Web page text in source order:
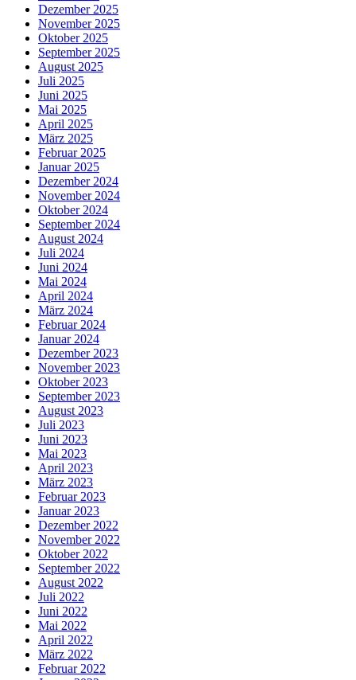
Dezember 2025
November 2025
Oktober 2025
September 2025
August 2025
Juli 2025
Juni 2025
Mai 2025
April 2025
März 2025
Februar 2025
Januar 2025
Dezember 2024
November 2024
Oktober 2024
September 2024
August 2024
Juli 2024
Juni 2024
Mai 2024
April 2024
März 2024
Februar 2024
Januar 2024
Dezember 2023
November 2023
Oktober 2023
September 2023
August 2023
Juli 2023
Juni 2023
Mai 2023
April 2023
März 2023
Februar 2023
Januar 2023
Dezember 2022
November 2022
Oktober 2022
September 2022
August 2022
Juli 2022
Juni 2022
Mai 2022
April 2022
März 2022
Februar 2022